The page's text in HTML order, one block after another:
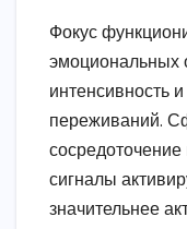
Фокус
эмоциональных
интенсивность
переживаний.
сигналы
значительнее